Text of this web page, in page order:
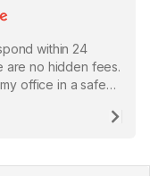
within 24
are no hidden fees.
office in a safe
the